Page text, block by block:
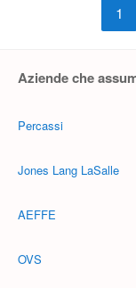
1
Aziende che
Percassi
Jones Lang LaSalle
AEFFE
OVS